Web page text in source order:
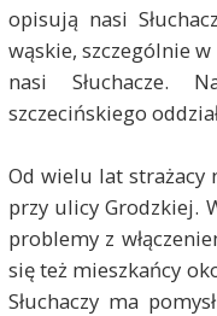
opisują nasi
wąskie, szczególnie
nasi Słuchacze.
szczecińskiego
Od wielu lat strażacy
przy ulicy Grodzkiej.
problemy z
się też mieszkańcy
Słuchaczy ma